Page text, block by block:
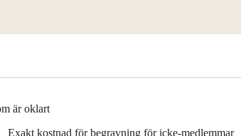
är oklart
Exakt kostnad för begravning för icke-medlemmar